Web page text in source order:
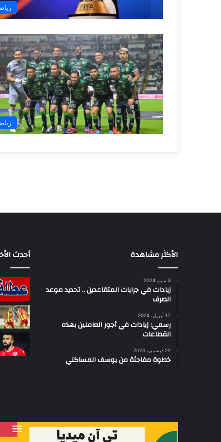
الأكثر مشاهدة
3 مايو، 2024
زيادات في جرايات المتقاعدين .. تحديد موعد
الصرف
17 أبريل، 2024
رسمي: زيادات في أجور العاملين بهذه
القطاعات
22 ديسمبر، 2023
خطوة مفاجئة من يوسف المساكني
أحدث